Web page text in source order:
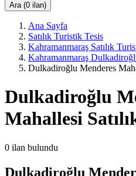
Ara (0 ilan)
Ana Sayfa
Satılık Turistik Tesis
Kahramanmaraş Satılık
Kahramanmaraş
Dulkadiroğlu Menderes
Dulkadiroğlu
Mahallesi
0 ilan bulundu
Dulkadiroğlu